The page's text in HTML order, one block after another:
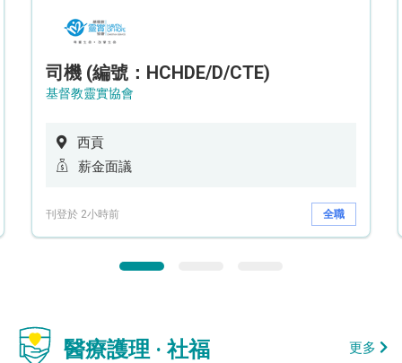
司機 (編號：HCHDE/D/CTE)
基督教靈實協會
西貢
薪金面議
刊登於 2小時前 全職
醫療護理 · 社福 更多